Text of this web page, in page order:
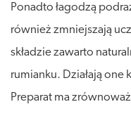
Ponadto łagodzą
również zmniejszają
składzie zawarto
rumianku. Działają
Preparat ma